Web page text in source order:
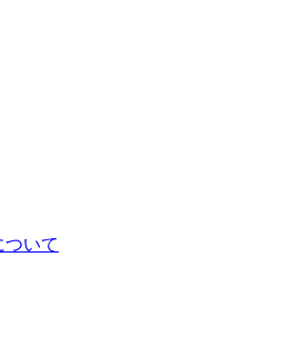
ついて